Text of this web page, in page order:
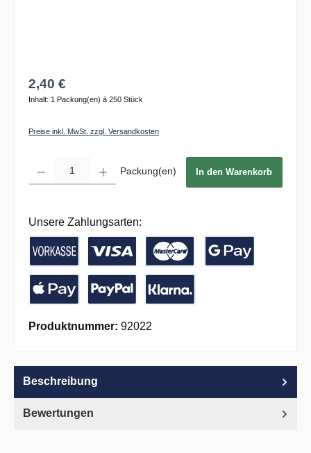
2,40 €
Inhalt: 1 Packung(en) á 250 Stück
Preise inkl. MwSt. zzgl. Versandkosten
Packung(en) In den Warenkorb
Unsere Zahlungsarten:
Vorkasse / Banküberweisung
Kreditkarte
Produktnummer: 92022
Beschreibung
Bewertungen